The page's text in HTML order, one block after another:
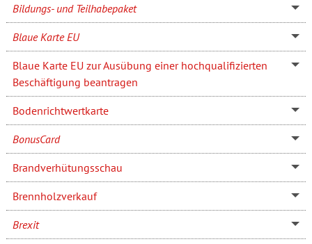
Bildungs- und Teilhabepaket
Blaue Karte EU
Blaue Karte EU zur Ausübung einer hochqualifizierten
Beschäftigung beantragen
Bodenrichtwertkarte
BonusCard
Brandverhütungsschau
Brennholzverkauf
Brexit